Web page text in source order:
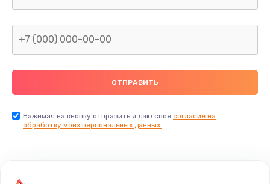
Заказать
Ремонт/замена платы
600 руб.
Заказать
Замена выключателей
Нажимая на кнопку отправить я даю свое согласие на
обработку моих персональных данных.